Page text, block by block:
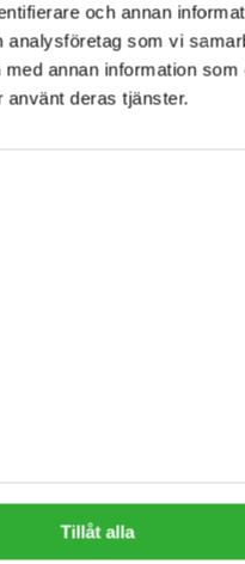
och annan
analysföretag som vi
annan information
använt deras tjänster.
Tillåt alla
KONTAKTA OSS